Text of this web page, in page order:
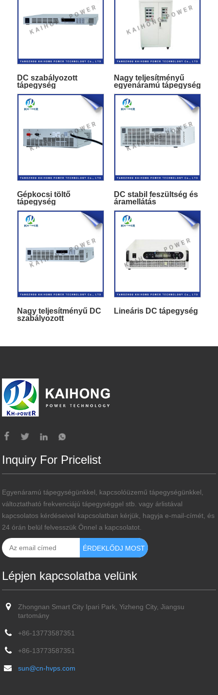
DC szabályozott
tápegység
Nagy teljesítményű
egyenáramú tápegység
Gépkocsi töltő
tápegység
DC stabil feszültség és
áramellátás
Nagy teljesítményű DC
szabályozott
Lineáris DC tápegység
Inquiry For Pricelist
Egyenáramú tápegységünkkel, kapcsolóüzemű tápegységünkkel,
változtatható frekvenciájú tápegységgel stb. vagy árlistával
kapcsolatos kérdéseivel kapcsolatban kérjük, hagyja e-mail-címét, és
24 órán belül felvesszük Önnel a kapcsolatot.
Lépjen kapcsolatba velünk
Zhongnan Smart City Ipari Park, Yizheng City, Jiangsu
tartomány
+86-13773587351
+86-13773587351
sun@cn-hvps.com